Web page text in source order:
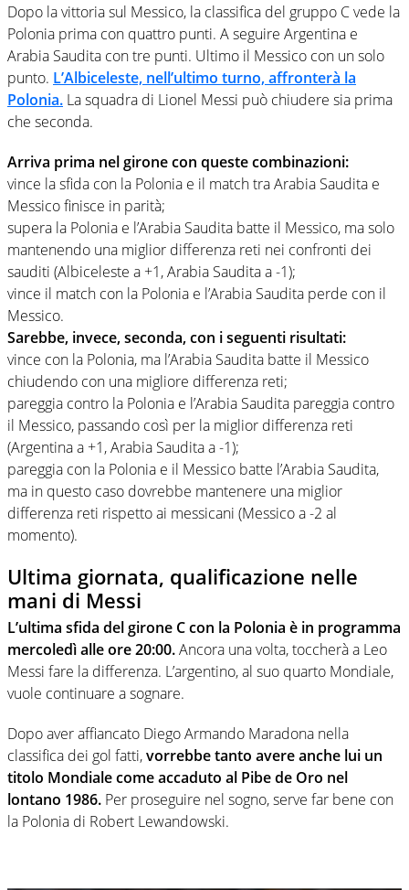
Dopo la vittoria sul Messico, la classifica del gruppo C vede la
Polonia prima con quattro punti. A seguire Argentina e
Arabia Saudita con tre punti. Ultimo il Messico con un solo
punto. L’Albiceleste, nell’ultimo turno, affronterà la
Polonia. La squadra di Lionel Messi può chiudere sia prima
che seconda.
Arriva prima nel girone con queste combinazioni:
vince la sfida con la Polonia e il match tra Arabia Saudita e
Messico finisce in parità;
supera la Polonia e l’Arabia Saudita batte il Messico, ma solo
mantenendo una miglior differenza reti nei confronti dei
sauditi (Albiceleste a +1, Arabia Saudita a -1);
vince il match con la Polonia e l’Arabia Saudita perde con il
Messico.
Sarebbe, invece, seconda, con i seguenti risultati:
vince con la Polonia, ma l’Arabia Saudita batte il Messico
chiudendo con una migliore differenza reti;
pareggia contro la Polonia e l’Arabia Saudita pareggia contro
il Messico, passando così per la miglior differenza reti
(Argentina a +1, Arabia Saudita a -1);
pareggia con la Polonia e il Messico batte l’Arabia Saudita,
ma in questo caso dovrebbe mantenere una miglior
differenza reti rispetto ai messicani (Messico a -2 al
momento).
Ultima giornata, qualificazione nelle
mani di Messi
L’ultima sfida del girone C con la Polonia è in programma
mercoledì alle ore 20:00.Ancora una volta, toccherà a Leo
Messi fare la differenza. L’argentino, al suo quarto Mondiale,
vuole continuare a sognare.
Dopo aver affiancato Diego Armando Maradona nella
classifica dei gol fatti,vorrebbe tanto avere anche lui un
titolo Mondiale come accaduto al Pibe de Oro nel
lontano 1986. Per proseguire nel sogno, serve far bene con
la Polonia di Robert Lewandowski.